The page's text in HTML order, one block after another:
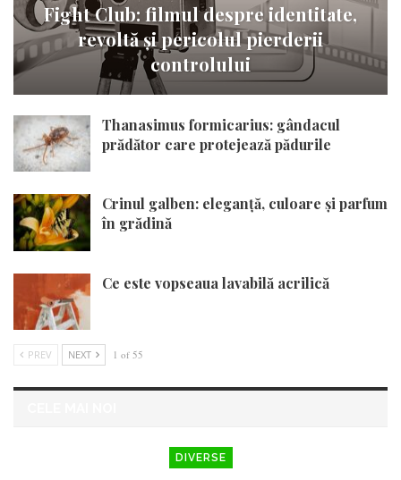
Fight Club: filmul despre identitate,
revoltă și pericolul pierderii
controlului
Thanasimus formicarius: gândacul
prădător care protejează pădurile
Crinul galben: eleganță, culoare și parfum
în grădină
Ce este vopseaua lavabilă acrilică
PREV NEXT 1 of 55
DIVERSE